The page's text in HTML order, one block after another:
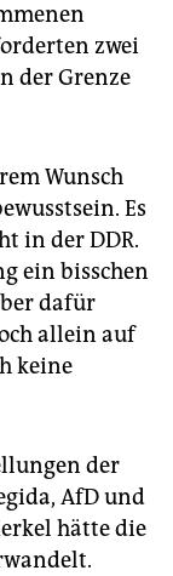
zwei
der Grenze
Wunsch
Es
in der DDR.
ein bisschen
dafür
allein auf
keine
der
AfD und
hätte die